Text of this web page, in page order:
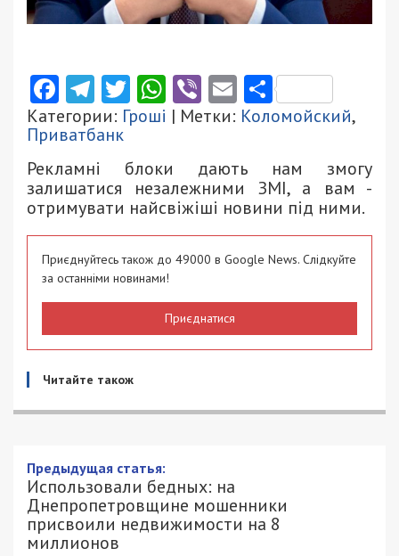
Facebook
Telegram
Twitter
WhatsApp
ViberEmail
Категории: Гроші | Метки: Коломойский,
Приватбанк
Рекламні блоки дають нам змогу
залишатися незалежними ЗМІ, а вам -
отримувати найсвіжіші новини під ними.
Приєднуйтесь також до 49000 в Google News. Слідкуйте
за останніми новинами!
Приєднатися
Читайте також
Предыдущая статья:
Использовали бедных: на
Днепропетровщине мошенники
присвоили недвижимости на 8
миллионов